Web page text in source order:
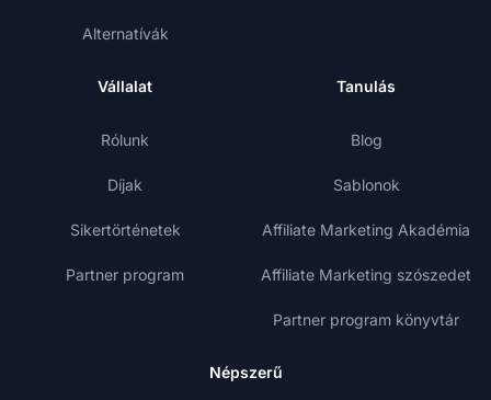
Alternatívák
Vállalat
Rólunk
Díjak
Sikertörténetek
Partner program
Tanulás
Blog
Sablonok
Affiliate Marketing Akadémia
Affiliate Marketing szószedet
Partner program könyvtár
Népszerű